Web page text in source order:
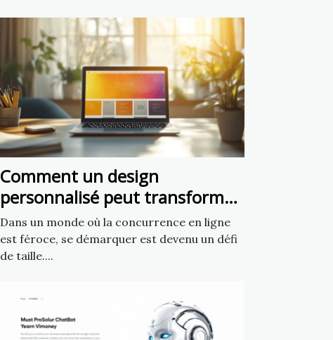
Comment un design
personnalisé peut transformer
votre présence en ligne ?
Dans un monde où la concurrence en ligne
est féroce, se démarquer est devenu un défi
de taille....